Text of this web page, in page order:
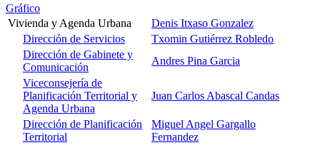
Gráfico
Vivienda y Agenda Urbana
Denis Itxaso Gonzalez
Dirección de Servicios
Txomin Gutiérrez Robledo
Dirección de Gabinete y
Comunicación
Andres Pina Garcia
Viceconsejería de
Planificación Territorial y
Agenda Urbana
Juan Carlos Abascal Candas
Dirección de Planificación
Territorial
Miguel Angel Gargallo
Fernandez